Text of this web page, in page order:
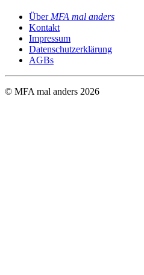
Über MFA mal anders
Kontakt
Impressum
Datenschutzerklärung
AGBs
© MFA mal anders 2026